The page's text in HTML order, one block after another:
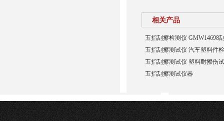
相关产品
五指刮擦检测仪 GMW14698
五指刮擦测试仪 汽车塑料件
五指刮擦测试仪 塑料耐擦伤
五指刮擦测试仪器